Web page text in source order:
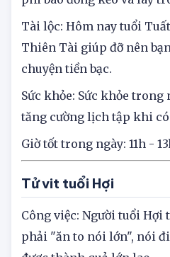
Tình duyên: Bạn nên
phi bao đồng kẻo va lây
Tài lộc: Hôm nay tuổi
Thiên Tài giúp đỡ nên
chuyện tiền bạc.
Sức khỏe: Sức khỏe trong
tăng cường lịch tập khi có
Giờ tốt trong ngày: 11h - 13h
Tử vit tuổi Hợi
Công việc: Người tuổi Hợi